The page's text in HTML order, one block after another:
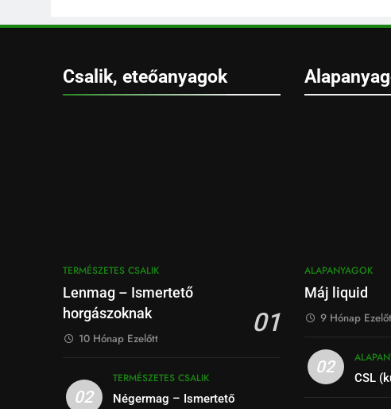
Csalik, eteőanyagok
TERMÉSZETES CSALIK
Lenmag – Ismertető
horgászoknak
01
10 Hónap Ezelőtt
02
TERMÉSZETES CSALIK
Négermag – Ismertető
ALAPANYAGOK
Máj liquid
9 Hónap
02
CSL